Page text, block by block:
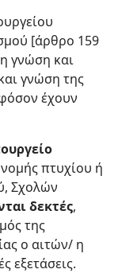
[άρθρο 159
γνώση και
γνώση της
έχουν
πτυχίου ή
Σχολών
δεκτές,
της
ο αιτών/ η
εξετάσεις.